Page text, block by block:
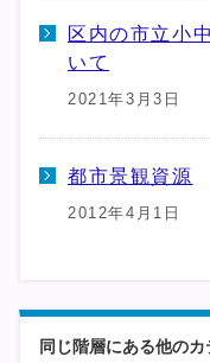
区内の市立小
いて
2021年3月3日
都市景観資源
2012年4月1日
同じ階層にある他のカ